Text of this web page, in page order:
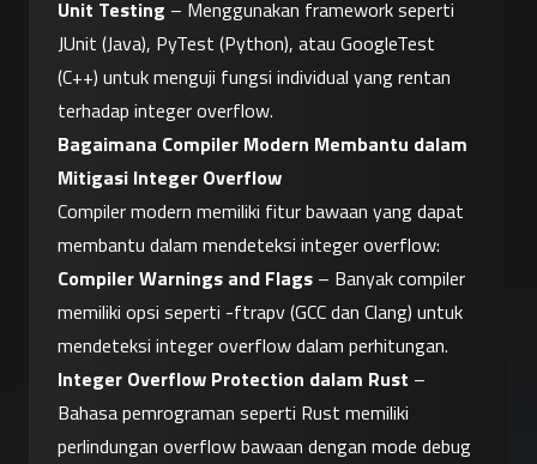
Unit Testing – Menggunakan framework seperti
JUnit (Java), PyTest (Python), atau GoogleTest
(C++) untuk menguji fungsi individual yang rentan
terhadap integer overflow.
Bagaimana Compiler Modern Membantu dalam
Mitigasi Integer Overflow
Compiler modern memiliki fitur bawaan yang dapat
membantu dalam mendeteksi integer overflow:
Compiler Warnings and Flags – Banyak compiler
memiliki opsi seperti -ftrapv (GCC dan Clang) untuk
mendeteksi integer overflow dalam perhitungan.
Integer Overflow Protection dalam Rust –
Bahasa pemrograman seperti Rust memiliki
perlindungan overflow bawaan dengan mode debug